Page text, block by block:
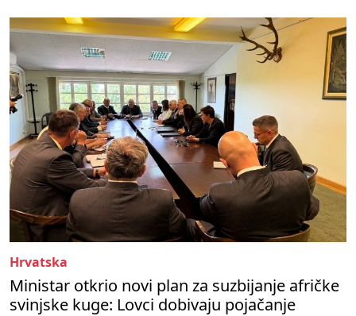
Hrvatska
Ministar otkrio novi plan za suzbijanje afričke
svinjske kuge: Lovci dobivaju pojačanje